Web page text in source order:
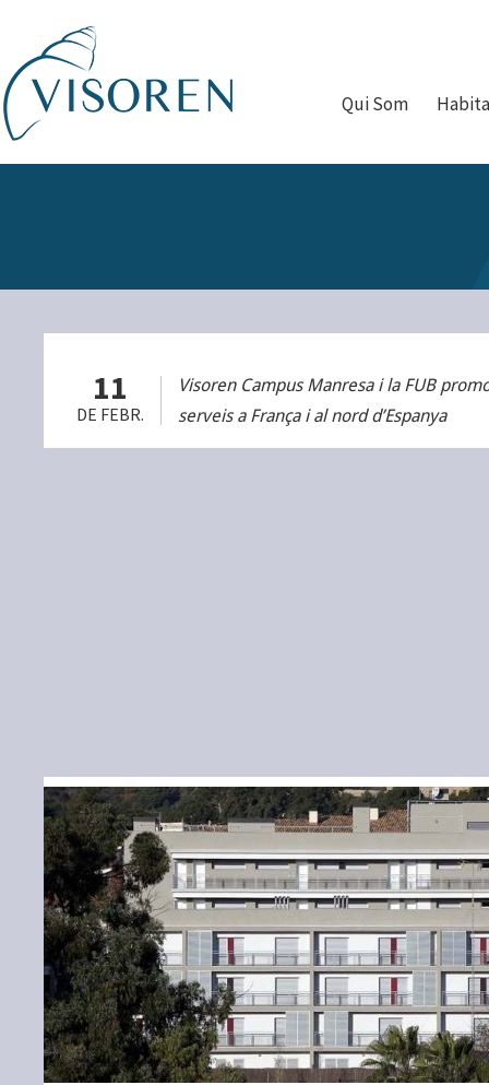
Qui Som
11
DE FEBR.
Visoren Campus Manresa i la FUB
serveis a França i al nord d’Espanya